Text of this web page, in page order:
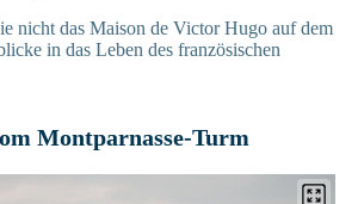
nicht das Maison de Victor Hugo auf dem
in das Leben des französischen
Montparnasse-Turm